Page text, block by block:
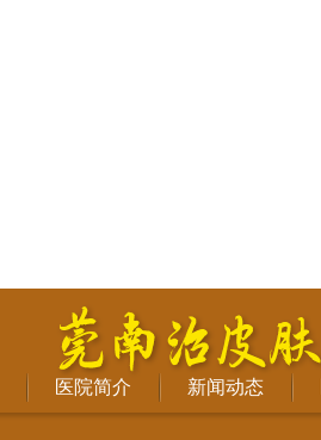
医院简介 新闻动态